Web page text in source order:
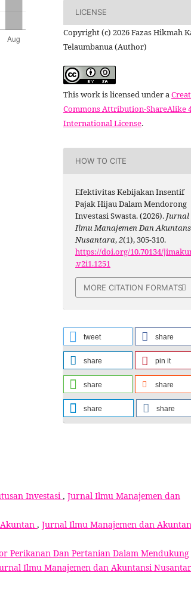
LICENSE
Copyright (c) 2026 Fazas Hikmah
Telaumbanua (Author)
This work is licensed under a
Commons Attribution-ShareAlike
International License.
HOW TO CITE
Efektivitas Kebijakan Insentif
Pajak Hijau Dalam Mendorong
Investasi Swasta. (2026). Jurnal
Ilmu Manajemen Dan
Nusantara,2(1), 305-310.
https://doi.org/10.70134/
.v2i1.1251
MORE CITATION FORMATS
tweet share
share pin it
share share
share share
Investasi, Jurnal Ilmu Manajemen dan
, Jurnal Ilmu Manajemen dan
Perikanan Dan Pertanian Dalam Mendukung
Ilmu Manajemen dan Akuntansi